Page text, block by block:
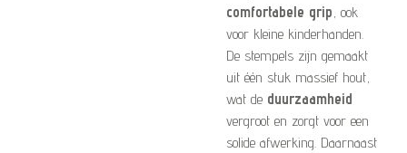
comfortabele grip , ook
voor kleine kinderhanden.
De stempels zijn gemaakt
uit één stuk massief hout,
wat de duurzaamheid
vergroot en zorgt voor een
solide afwerking. Daarnaast